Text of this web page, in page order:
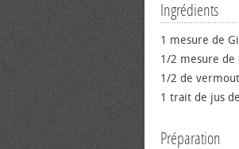
Ingrédients
1 mesure de
1/2 mesure
1/2 de
1 trait de jus
Préparation